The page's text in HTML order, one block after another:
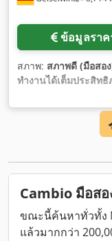
ข้อมูลราค
สภาพ: สภาพดี (มือสอ
ทำงานได้เต็มประสิทธิ
Cambio มือสอ
ขณะนี้ค้นหาทั่วทั้ง
แล้วมากกว่า